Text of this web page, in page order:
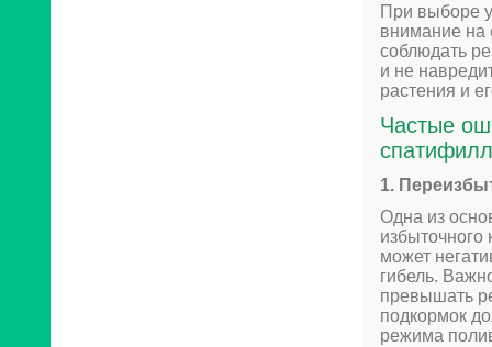
При выборе
внимание на
соблюдать
и не
растения и
Частые
1.
Одна из
избыточного
может
гибель.
превышать
подкормок
режима